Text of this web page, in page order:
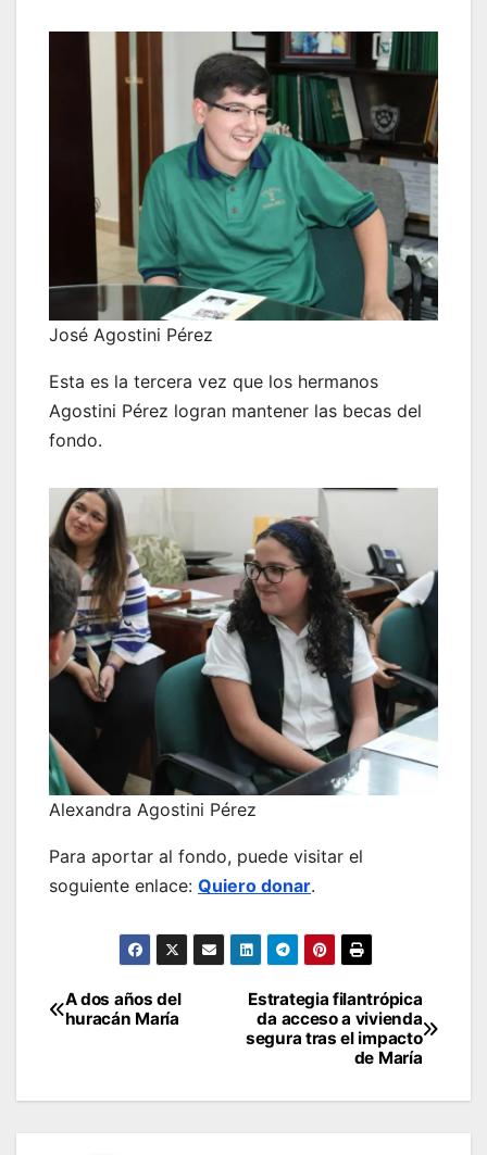
José Agostini Pérez
Esta es la tercera vez que los hermanos
Agostini Pérez logran mantener las becas del
fondo.
Alexandra Agostini Pérez
Para aportar al fondo, puede visitar el
soguiente enlace: Quiero donar.
Navegación
Estrategia filantrópica
da acceso a vivienda
segura tras el impacto
de María
A dos años del
huracán María